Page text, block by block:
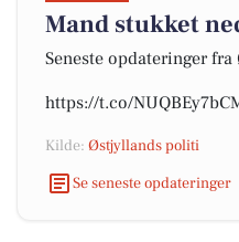
Mand stukket
Seneste opdateringer
https://t.co/
Kilde: Østjyllands politi
Se seneste opdateringer